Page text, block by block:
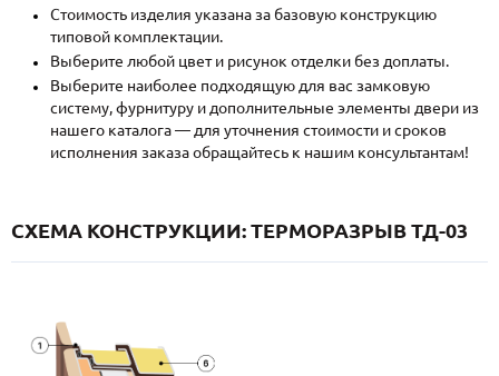
ЗАПРОСИТЬ РАСЧЕТ
Каталог
Записаться на замер
Стоимость изделия указана за базовую конструкцию
типовой комплектации.
Выберите любой цвет и рисунок отделки без доплаты.
Выберите наиболее подходящую для вас замковую
систему, фурнитуру и дополнительные элементы двери из
нашего каталога — для уточнения стоимости и сроков
исполнения заказа обращайтесь к нашим консультантам!
СХЕМА КОНСТРУКЦИИ: ТЕРМОРАЗРЫВ ТД-03